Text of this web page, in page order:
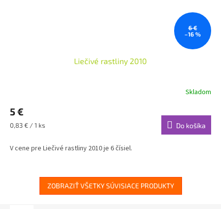
6 €
–16 %
Liečivé rastliny 2010
produktu
je
4,0
5
Skladom
5 €
Jednotková
0,83 € / 1 ks Do košíka
V cene pre Liečivé rastliny 2010 je 6 čísiel.
ZOBRAZIŤ VŠETKY SÚVISIACE PRODUKTY